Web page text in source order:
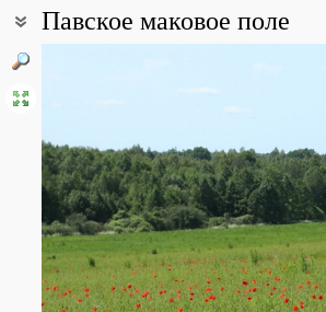
Павское маковое поле
Все фотографии(3) Фото растений